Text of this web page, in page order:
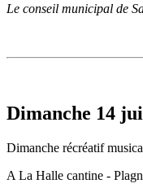
Le conseil municipal de
Dimanche 14
Dimanche récréatif
A La Halle cantine -